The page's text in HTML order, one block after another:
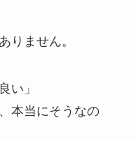
りません。
い」
本当にそうなの